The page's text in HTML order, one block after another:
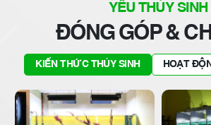
YÊU THỦY SINH
ĐÓNG GÓP &
KIẾN THỨC THỦY SINH HOẠT